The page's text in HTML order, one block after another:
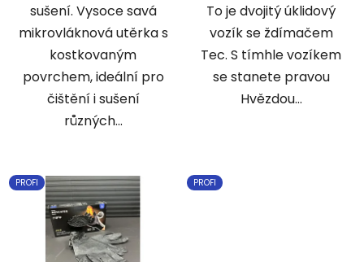
sušení. Vysoce savá
mikrovláknová utěrka s
kostkovaným
povrchem, ideální pro
čištění i sušení
různých...
To je dvojitý úklidový
vozík se ždímačem
Tec. S tímhle vozíkem
se stanete pravou
Hvězdou...
PROFI PROFI